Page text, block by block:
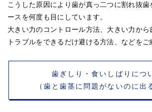
こうした原因により歯が真っ二つに割れ抜
ースを何度も目にしています。
大きい力のコントロール方法、大きい力か
トラブルをできるだけ避ける方法、などをご
歯ぎしり・食いしばりにつ
（歯と歯茎に問題がないのに出